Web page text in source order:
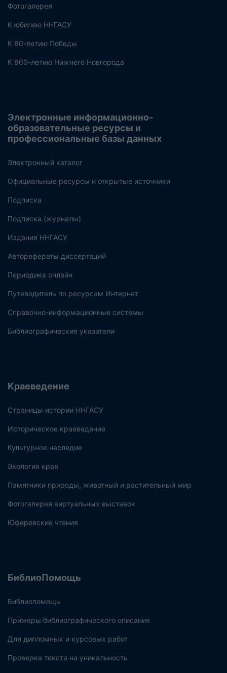
Фотогалерея
К юбилею ННГАСУ
К 80-летию Победы
К 800-летию Нижнего Новгорода
Электронные информационно-
образовательные ресурсы и
профессиональные базы данных
Электронный каталог
Официальные ресурсы и открытые источники
Подписка
Подписка (журналы)
Издания ННГАСУ
Авторефераты диссертаций
Периодика онлайн
Путеводитель по ресурсам Интернет
Справочно-информационные системы
Библиографические указатели
Краеведение
Страницы истории ННГАСУ
Историческое краеведение
Культурное наследие
Экология края
Памятники природы, животный и растительный мир
Фотогалерея виртуальных выставок
Юферевские чтения
БиблиоПомощь
Библиопомощь
Примеры библиографического описания
Для дипломных и курсовых работ
Проверка текста на уникальность